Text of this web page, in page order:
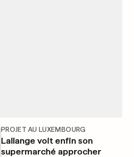
PROJET AU LUXEMBOURG
Lallange voit enfin son
supermarché approcher